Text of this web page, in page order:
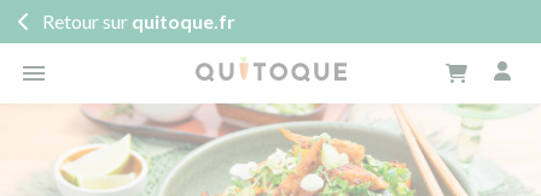
Retour sur quitoque.fr
